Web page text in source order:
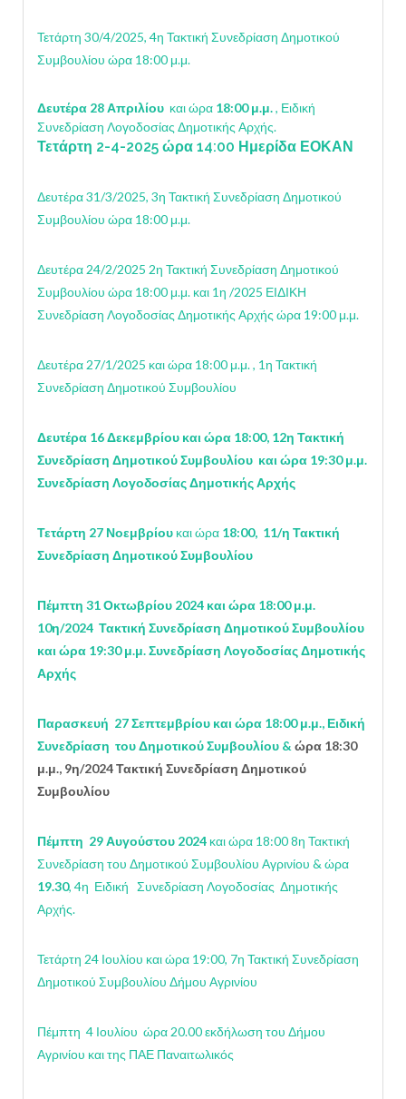
Τετάρτη 30/4/2025, 4η Τακτική Συνεδρίαση Δημοτικού
Συμβουλίου ώρα 18:00 μ.μ.
Δευτέρα 28 Απριλίου και ώρα 18:00 μ.μ., Ειδική
Συνεδρίαση Λογοδοσίας Δημοτικής Αρχής.
Τετάρτη 2-4-2025 ώρα 14:00 Ημερίδα ΕΟΚΑΝ
Δευτέρα 31/3/2025, 3η Τακτική Συνεδρίαση Δημοτικού
Συμβουλίου ώρα 18:00 μ.μ.
Δευτέρα 24/2/2025 2η Τακτική Συνεδρίαση Δημοτικού
Συμβουλίου ώρα 18:00 μ.μ. και 1η /2025 ΕΙΔΙΚΗ
Συνεδρίαση Λογοδοσίας Δημοτικής Αρχής ώρα 19:00 μ.μ.
Δευτέρα 27/1/2025 και ώρα 18:00 μ.μ. , 1η Τακτική
Συνεδρίαση Δημοτικού Συμβουλίου
Δευτέρα 16 Δεκεμβρίου και ώρα 18:00, 12η Τακτική
Συνεδρίαση Δημοτικού Συμβουλίου και ώρα 19:30 μ.μ.
Συνεδρίαση Λογοδοσίας Δημοτικής Αρχής
Τετάρτη 27 Νοεμβρίου και ώρα 18:00, 11/η Τακτική
Συνεδρίαση Δημοτικού Συμβουλίου
Πέμπτη 31 Οκτωβρίου 2024 και ώρα 18:00 μ.μ.
10η/2024 Τακτική Συνεδρίαση Δημοτικού Συμβουλίου
και ώρα 19:30 μ.μ. Συνεδρίαση Λογοδοσίας Δημοτικής
Αρχής
Παρασκευή 27 Σεπτεμβρίου και ώρα 18:00 μ.μ., Ειδική
Συνεδρίαση του Δημοτικού Συμβουλίου & ώρα 18:30
μ.μ., 9η/2024 Τακτική Συνεδρίαση Δημοτικού
Συμβουλίου
Πέμπτη 29 Αυγούστου 2024 και ώρα 18:00 8η Τακτική
Συνεδρίαση του Δημοτικού Συμβουλίου Αγρινίου & ώρα
19.30, 4η Ειδική Συνεδρίαση Λογοδοσίας Δημοτικής
Αρχής.
Τετάρτη 24 Ιουλίου και ώρα 19:00, 7η Τακτική Συνεδρίαση
Δημοτικού Συμβουλίου Δήμου Αγρινίου
Πέμπτη 4 Ιουλίου ώρα 20.00 εκδήλωση του Δήμου
Αγρινίου και της ΠΑΕ Παναιτωλικός